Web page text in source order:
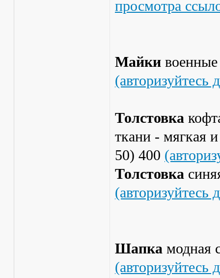
просмотра
Майки
(авторизуйтесь
Толстовка
ткани - мягкая
50) 400
Толстовка
(авторизуйтесь
Шапка модная
(авторизуйтесь